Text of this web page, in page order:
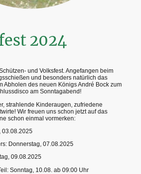
2024
und Volksfest. Angefangen beim
und besonders natürlich das
Abholen des neuen Königs André Bock zum
am Sonntagabend!
strahlende Kinderaugen, zufriedene
Wir freuen uns schon jetzt auf das
schon einmal vormerken:
03.08.2025
Donnerstag, 07.08.2025
09.08.2025
Sonntag, 10.08. ab 09:00 Uhr